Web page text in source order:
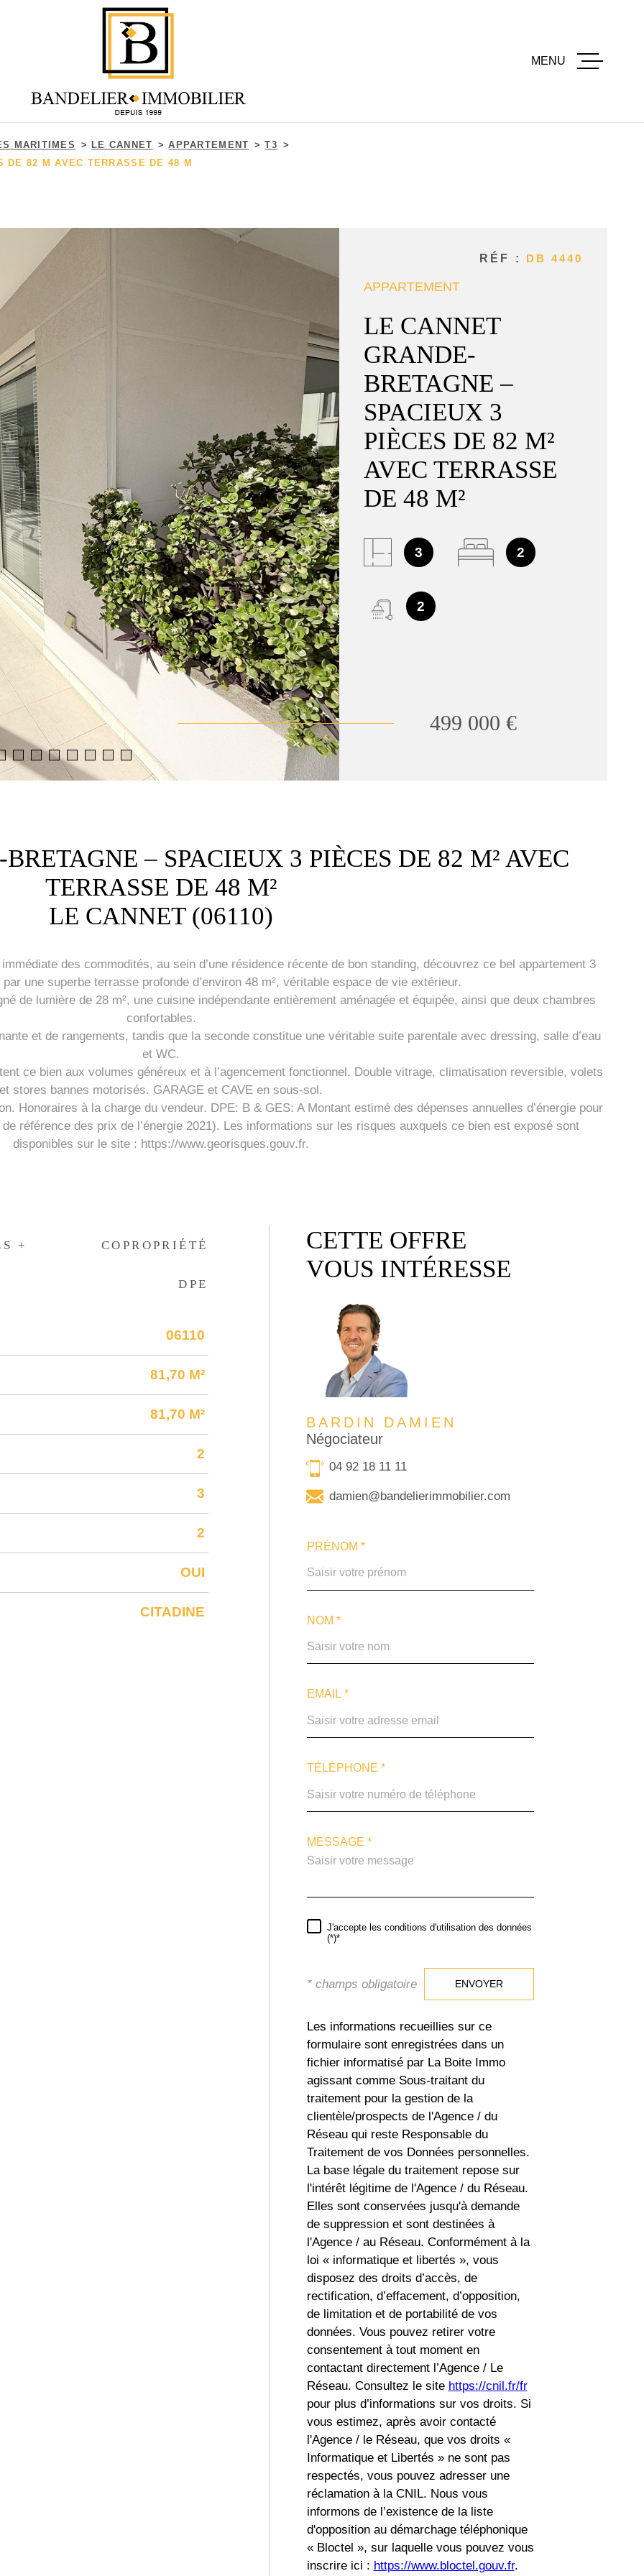
MENU
MARITIMES LE CANNET APPARTEMENT
T3
DE 82 M AVEC TERRASSE DE 48 M
RÉF : DB 4440
APPARTEMENT
LE CANNET
GRANDE-
BRETAGNE –
SPACIEUX 3
PIÈCES DE 82 M²
AVEC TERRASSE
DE 48 M²
3 2
2
499 000 €
– SPACIEUX 3 PIÈCES DE 82 M² AVEC
TERRASSE DE 48 M²
LE CANNET (06110)
des commodités, au sein d’une résidence récente de bon standing, découvrez ce bel appartement 3
une superbe terrasse profonde d’environ 48 m², véritable espace de vie extérieur.
de lumière de 28 m², une cuisine indépendante entièrement aménagée et équipée, ainsi que deux chambres
confortables.
et de rangements, tandis que la seconde constitue une véritable suite parentale avec dressing, salle d’eau
et WC.
ce bien aux volumes généreux et à l’agencement fonctionnel. Double vitrage, climatisation reversible, volets
et stores bannes motorisés. GARAGE et CAVE en sous-sol.
Honoraires à la charge du vendeur. DPE: B & GES: A Montant estimé des dépenses annuelles d’énergie pour
référence des prix de l’énergie 2021). Les informations sur les risques auxquels ce bien est exposé sont
disponibles sur le site : https://www.georisques.gouv.fr.
+ COPROPRIÉTÉ
DPE
06110
81,70 M²
81,70 M²
2
3
2
OUI
CITADINE
CETTE OFFRE
VOUS INTÉRESSE
BARDIN DAMIEN
Négociateur
04 92 18 11 11
damien@bandelierimmobilier.com
PRÉNOM *
NOM *
EMAIL *
TÉLÉPHONE *
MESSAGE *
J'accepte les conditions d'utilisation des données
(*)*
* champs obligatoire ENVOYER
Les informations recueillies sur ce
formulaire sont enregistrées dans un
fichier informatisé par La Boite Immo
agissant comme Sous-traitant du
traitement pour la gestion de la
clientèle/prospects de l'Agence / du
Réseau qui reste Responsable du
Traitement de vos Données personnelles.
La base légale du traitement repose sur
l'intérêt légitime de l'Agence / du Réseau.
Elles sont conservées jusqu'à demande
de suppression et sont destinées à
l'Agence / au Réseau. Conformément à la
loi « informatique et libertés », vous
disposez des droits d’accès, de
rectification, d’effacement, d’opposition,
de limitation et de portabilité de vos
données. Vous pouvez retirer votre
consentement à tout moment en
contactant directement l’Agence / Le
Réseau. Consultez le site https://cnil.fr/fr
pour plus d’informations sur vos droits. Si
vous estimez, après avoir contacté
l'Agence / le Réseau, que vos droits «
Informatique et Libertés » ne sont pas
respectés, vous pouvez adresser une
réclamation à la CNIL. Nous vous
informons de l’existence de la liste
d'opposition au démarchage téléphonique
« Bloctel », sur laquelle vous pouvez vous
inscrire ici : https://www.bloctel.gouv.fr.